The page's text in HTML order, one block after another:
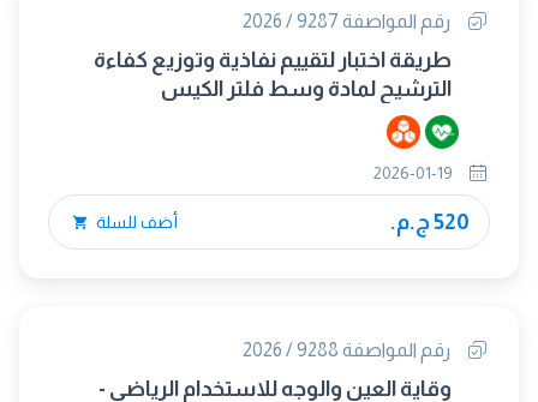
رقم المواصفة 9287 / 2026
طريقة اختبار لتقييم نفاذية وتوزيع كفاءة
الترشيح لمادة وسط فلتر الكيس
520 ج.م. أضف للسلة
رقم المواصفة 9288 / 2026
وقاية العين والوجه للاستخدام الرياضي -